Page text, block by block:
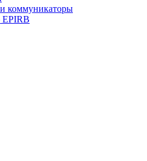
коммуникаторы